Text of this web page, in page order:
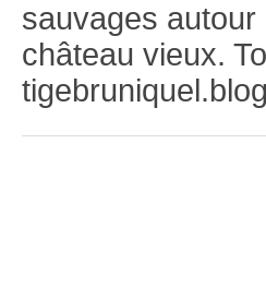
sauvages autour
château vieux.